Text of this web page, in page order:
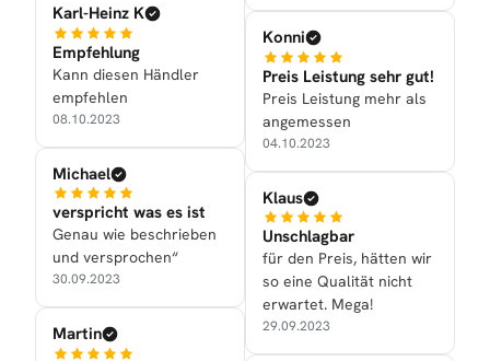
Karl-Heinz K
Empfehlung
Kann diesen Händler
empfehlen
08.10.2023
Michael
verspricht was es ist
Genau wie beschrieben
und versprochen“
30.09.2023
Martin
Konni
Preis Leistung sehr gut!
Preis Leistung mehr als
angemessen
04.10.2023
Klaus
Unschlagbar
für den Preis, hätten wir
so eine Qualität nicht
erwartet. Mega!
29.09.2023